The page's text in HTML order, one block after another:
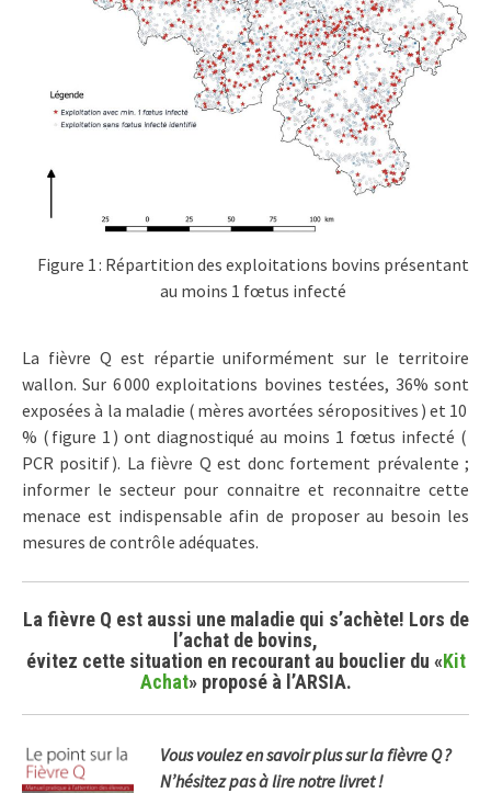
Figure 1 : Répartition des exploitations bovins présentant
au moins 1 fœtus infecté
La fièvre Q est répartie uniformément sur le territoire
wallon. Sur 6 000 exploitations bovines testées, 36% sont
exposées à la maladie ( mères avortées séropositives ) et 10
% ( figure 1 ) ont diagnostiqué au moins 1 fœtus infecté (
PCR positif ). La fièvre Q est donc fortement prévalente ;
informer le secteur pour connaitre et reconnaitre cette
menace est indispensable afin de proposer au besoin les
mesures de contrôle adéquates.
La fièvre Q est aussi une maladie qui s’achète! Lors de
l’achat de bovins,
évitez cette situation en recourant au bouclier du «Kit
Achat» proposé à l’ARSIA.
Vous voulez en savoir plus sur la fièvre Q ?
N’hésitez pas à lire notre livret !